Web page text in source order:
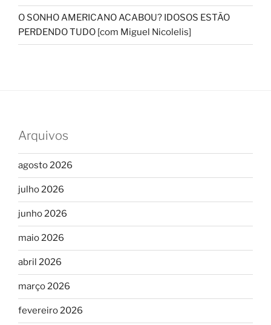
O SONHO AMERICANO ACABOU? IDOSOS ESTÃO
PERDENDO TUDO [com Miguel Nicolelis]
Arquivos
agosto 2026
julho 2026
junho 2026
maio 2026
abril 2026
março 2026
fevereiro 2026